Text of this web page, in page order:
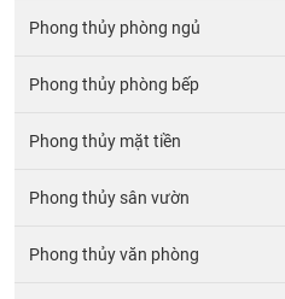
Phong thủy phòng ngủ
Phong thủy phòng bếp
Phong thủy mặt tiền
Phong thủy sân vườn
Phong thủy văn phòng